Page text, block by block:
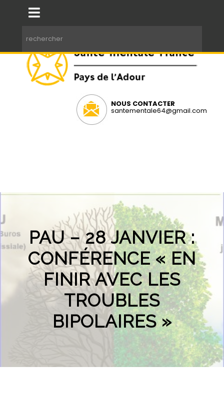
NOUS CONTACTER
santementale64@gmail.com
PAU – 28 JANVIER :
CONFÉRENCE « EN
FINIR AVEC LES
TROUBLES
BIPOLAIRES »